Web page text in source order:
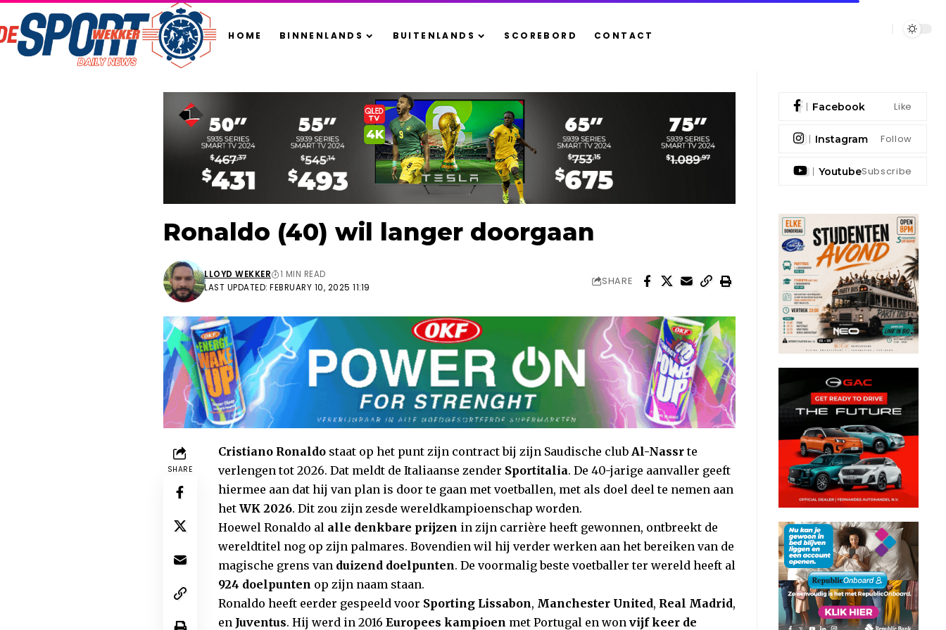
HOME BINNENLANDS BUITENLANDS SCOREBORD CONTACT
Ronaldo (40) wil langer doorgaan
LAST UPDATED: FEBRUARY 10, 2025 11:19
LLOYD WEKKER 1 MIN READ
SHARE
SHARE
Cristiano Ronaldostaat op het punt zijn contract bij zijn Saudische club Al-Nassrte
verlengen tot 2026. Dat meldt de Italiaanse zender Sportitalia. De 40-jarige aanvaller geeft
hiermee aan dat hij van plan is door te gaan met voetballen, met als doel deel te nemen aan
het WK 2026. Dit zou zijn zesde wereldkampioenschap worden.
Hoewel Ronaldo al alle denkbare prijzen in zijn carrière heeft gewonnen, ontbreekt de
wereldtitel nog op zijn palmares. Bovendien wil hij verder werken aan het bereiken van de
magische grens van duizend doelpunten. De voormalig beste voetballer ter wereld heeft al
924 doelpunten op zijn naam staan.
Ronaldo heeft eerder gespeeld voor Sporting Lissabon, Manchester United, Real Madrid,
en Juventus. Hij werd in 2016 Europees kampioen met Portugal en won vijf keer de
Facebook Like
Instagram Follow
YoutubeSubscribe